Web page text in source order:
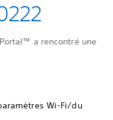
a rencontré une
Wi-Fi/du